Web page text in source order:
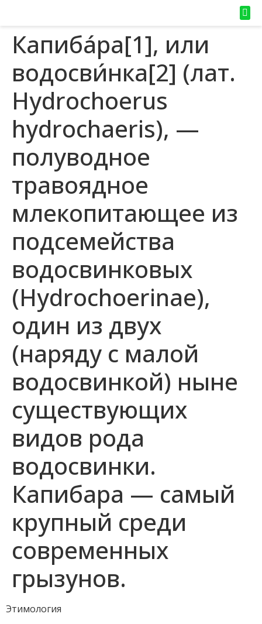
Капиба́ра[1], или
водосви́нка[2] (лат.
Hydrochoerus
hydrochaeris), —
полуводное
травоядное
млекопитающее из
подсемейства
водосвинковых
(Hydrochoerinae),
один из двух
(наряду с малой
водосвинкой) ныне
существующих
видов рода
водосвинки.
Капибара — самый
крупный среди
современных
грызунов.
Этимология